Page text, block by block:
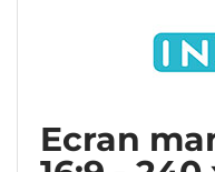
Ecran